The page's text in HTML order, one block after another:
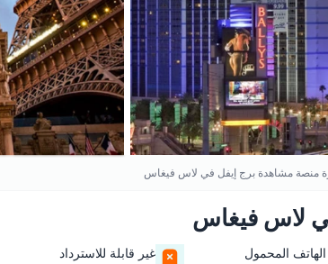
منصة مشاهدة برج إيفل في لاس فيغاس
لاس فيغاس
المحمول غير قابلة للاسترداد